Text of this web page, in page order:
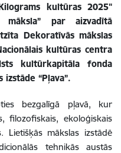
kultūras 2025"
māksla” par aizvadītā
Dekoratīvās mākslas
kultūras centra
kultūrkapitāla fonda
“Pļava”.
bezgalīgā pļavā, kur
filozofiskais, ekoloģiskais
Lietišķās mākslas izstādē
tehnikās austās